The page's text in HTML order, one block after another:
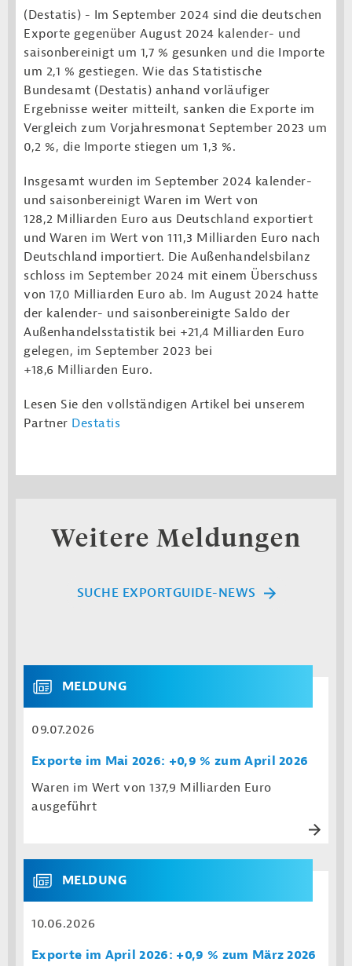
(Destatis) - Im September 2024 sind die deutschen
Exporte gegenüber August 2024 kalender- und
saisonbereinigt um 1,7 % gesunken und die Importe
um 2,1 % gestiegen. Wie das Statistische
Bundesamt (Destatis) anhand vorläufiger
Ergebnisse weiter mitteilt, sanken die Exporte im
Vergleich zum Vorjahresmonat September 2023 um
0,2 %, die Importe stiegen um 1,3 %.
Insgesamt wurden im September 2024 kalender-
und saisonbereinigt Waren im Wert von
128,2 Milliarden Euro aus Deutschland exportiert
und Waren im Wert von 111,3 Milliarden Euro nach
Deutschland importiert. Die Außenhandelsbilanz
schloss im September 2024 mit einem Überschuss
von 17,0 Milliarden Euro ab. Im August 2024 hatte
der kalender- und saisonbereinigte Saldo der
Außenhandelsstatistik bei +21,4 Milliarden Euro
gelegen, im September 2023 bei
+18,6 Milliarden Euro.
Lesen Sie den vollständigen Artikel bei unserem
Partner Destatis
Weitere Meldungen
SUCHE EXPORTGUIDE-NEWS
MELDUNG
09.07.2026
Exporte im Mai 2026: +0,9 % zum April 2026
Waren im Wert von 137,9 Milliarden Euro
ausgeführt
MELDUNG
10.06.2026
Exporte im April 2026: +0,9 % zum März 2026